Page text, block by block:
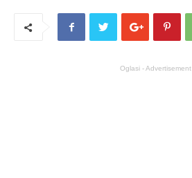
Oglasi - Advertisement